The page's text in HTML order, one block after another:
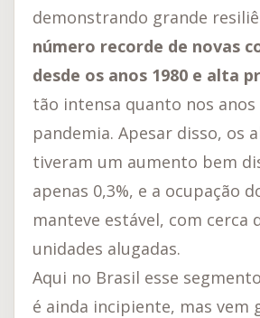
demonstrando grande
número recorde de novas
desde os anos 1980 e alta
tão intensa quanto nos anos
pandemia. Apesar disso, os
tiveram um aumento bem
apenas 0,3%, e a ocupação
manteve estável, com cerca
unidades alugadas.
Aqui no Brasil esse
é ainda incipiente, mas vem